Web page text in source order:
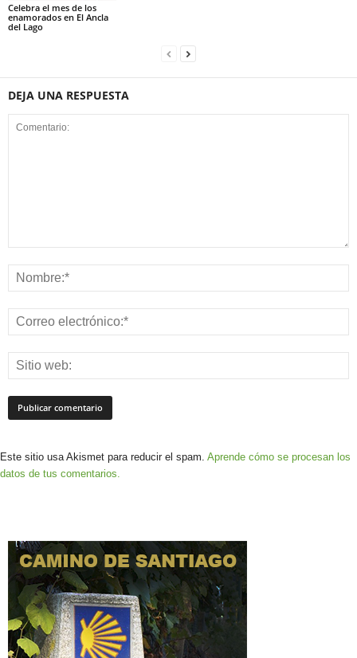
Celebra el mes de los
enamorados en El Ancla
del Lago
DEJA UNA RESPUESTA
Este sitio usa Akismet para reducir el spam. Aprende cómo se procesan los
datos de tus comentarios.